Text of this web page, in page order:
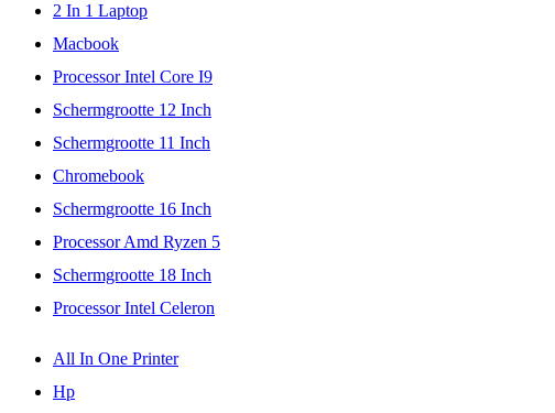
2 In 1 Laptop
Macbook
Processor Intel Core I9
Schermgrootte 12 Inch
Schermgrootte 11 Inch
Chromebook
Schermgrootte 16 Inch
Processor Amd Ryzen 5
Schermgrootte 18 Inch
Processor Intel Celeron
All In One Printer
Hp